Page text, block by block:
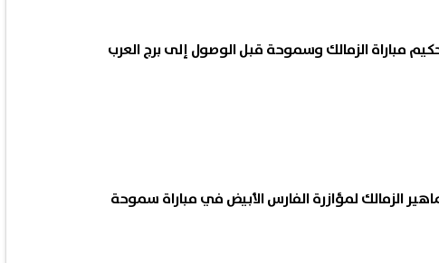
مباراة الزمالك وسموحة قبل الوصول إلى برج العرب
الزمالك لمؤازرة الفارس الأبيض في مباراة سموحة